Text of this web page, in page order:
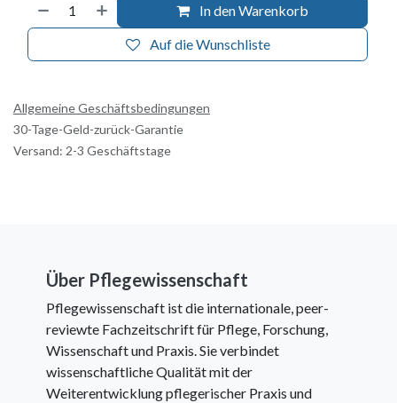
In den Warenkorb
Auf die Wunschliste
Allgemeine Geschäftsbedingungen
30-Tage-Geld-zurück-Garantie
Versand: 2-3 Geschäftstage
Über Pflegewissenschaft
Pflegewissenschaft ist die internationale, peer-
reviewte Fachzeitschrift für Pflege, Forschung,
Wissenschaft und Praxis. Sie verbindet
wissenschaftliche Qualität mit der
Weiterentwicklung pflegerischer Praxis und